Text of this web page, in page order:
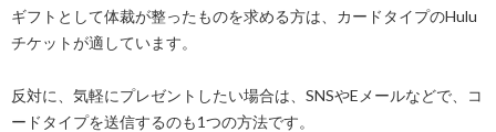
ギフトとして体裁が整ったものを求める方は、カードタイプのHulu
チケットが適しています。
反対に、気軽にプレゼントしたい場合は、SNSやEメールなどで、コ
ードタイプを送信するのも1つの方法です。